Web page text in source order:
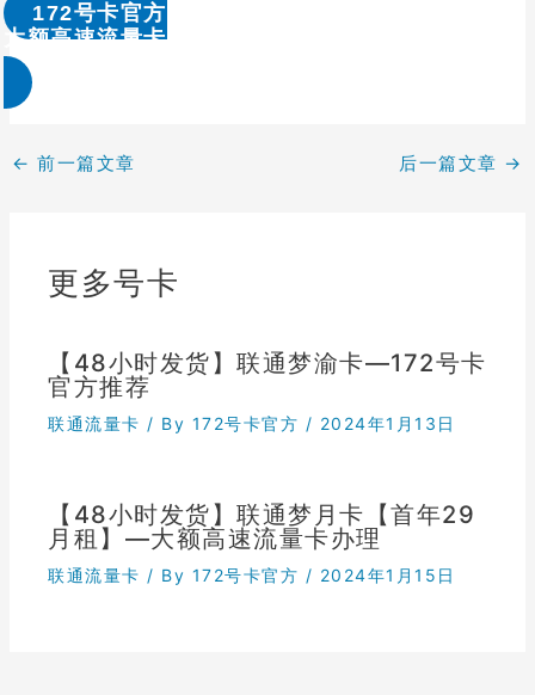
172号卡官方
大额高速流量卡办理 & 流量卡代理加盟
← 前一篇文章 后一篇文章 →
更多号卡
【48小时发货】联通梦渝卡—172号卡
官方推荐
联通流量卡 / By 172号卡官方 / 2024年1月13日
【48小时发货】联通梦月卡【首年29
月租】—大额高速流量卡办理
联通流量卡 / By 172号卡官方 / 2024年1月15日